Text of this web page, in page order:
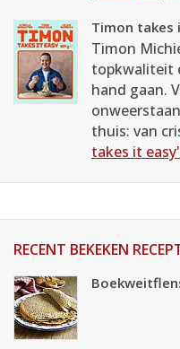
Timon takes
Timon
topkwaliteit
hand gaan.
thuis: van
takes it easy'
RECENT BEKEKEN